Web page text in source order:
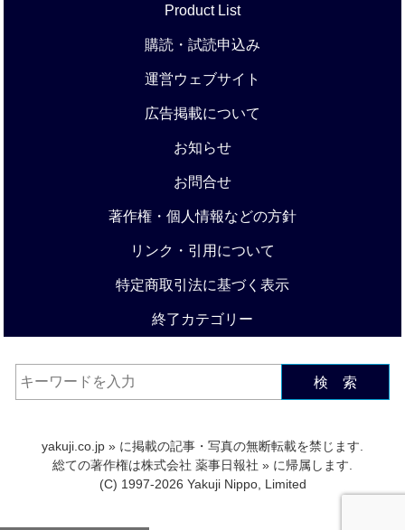
Product List
購読・試読申込み
運営ウェブサイト
広告掲載について
お知らせ
お問合せ
著作権・個人情報などの方針
リンク・引用について
特定商取引法に基づく表示
終了カテゴリー
検 索
yakuji.co.jp » に掲載の記事・写真の無断転載を禁じます.
総ての著作権は株式会社 薬事日報社 » に帰属します.
(C) 1997-2026 Yakuji Nippo, Limited